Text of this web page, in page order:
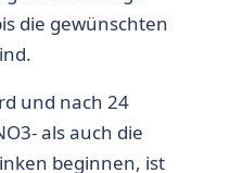
die gewünschten
und nach 24
als auch die
beginnen, ist